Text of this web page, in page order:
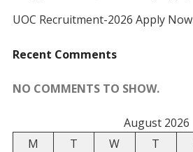
UOC Recruitment-2026 Apply Now
Recent Comments
NO COMMENTS TO SHOW.
August 2026
M
T W T